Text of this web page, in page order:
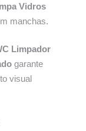
Vidros
manchas.
Limpador
garante
visual